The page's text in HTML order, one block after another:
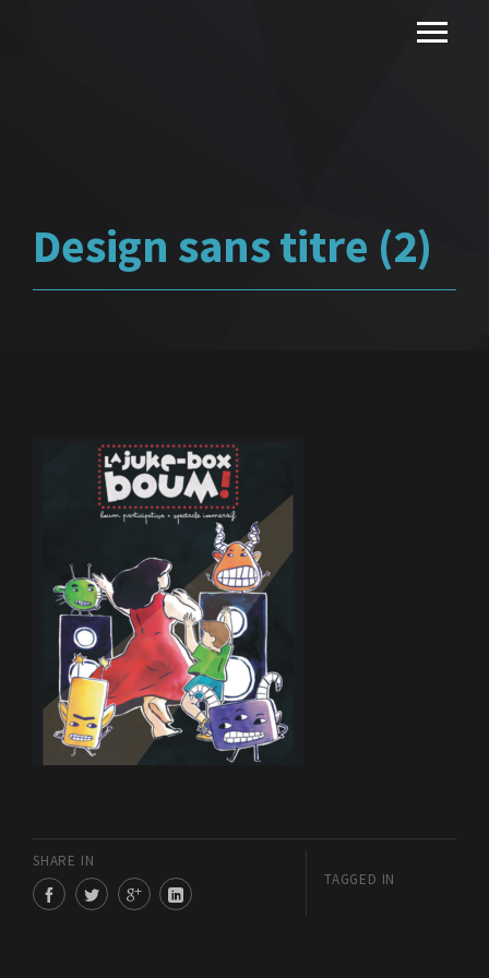
Design sans titre (2)
SHARE IN
TAGGED IN